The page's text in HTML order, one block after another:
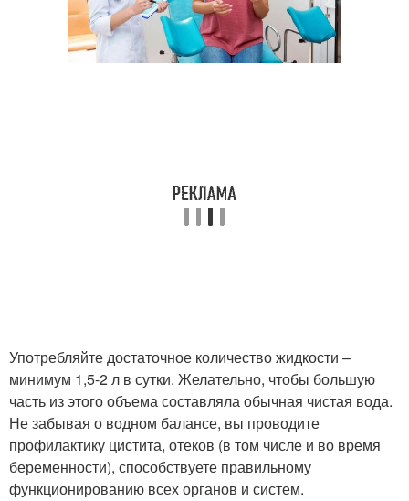
Употребляйте достаточное количество жидкости –
минимум 1,5-2 л в сутки. Желательно, чтобы большую
часть из этого объема составляла обычная чистая вода.
Не забывая о водном балансе, вы проводите
профилактику цистита, отеков (в том числе и во время
беременности), способствуете правильному
функционированию всех органов и систем.